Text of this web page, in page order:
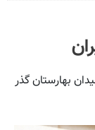
بهارستان گذر